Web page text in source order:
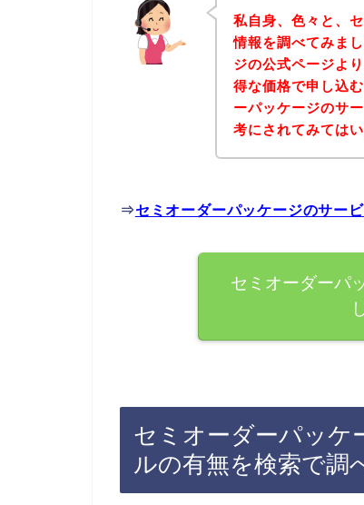
私自身、色々と、
情報を調べてみま
ジの公式ページよ
得な価格で申し込
ーパッケージのサ
考にされてみては
⇒セミオーダーパッケージのサー
セミオーダーパ
セミオーダーパッケ
ルの有無を検索で調